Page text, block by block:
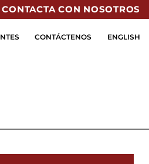
CONTACTA CON NOSOTROS
ENGLISH
CONTÁCTENOS